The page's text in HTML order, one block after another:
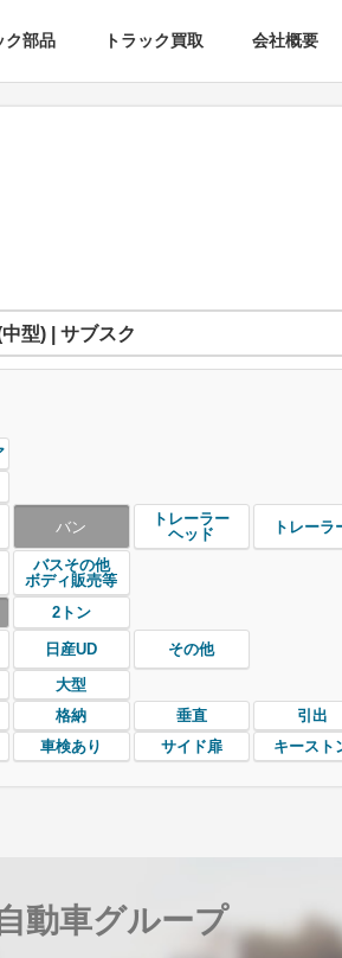
ク部品 トラック買取 会社概要
型) | サブスク
バン
トレーラー
ヘッド
トレーラ
バスその他
ボディ販売等
2トン
日産UD
その他
大型
格納 垂直 引出
車検あり サイド扉 キースト
動車グループ